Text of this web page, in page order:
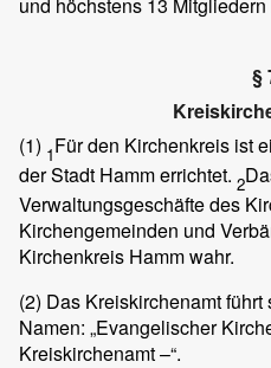
und höchstens 13
§
(1) 1Für den Kirchenkreis ist
der Stadt Hamm errichtet. 2
Verwaltungsgeschäfte des
Kirchengemeinden und
Kirchenkreis Hamm wahr.
(2) Das Kreiskirchenamt
Namen: „Evangelischer
Kreiskirchenamt –“.